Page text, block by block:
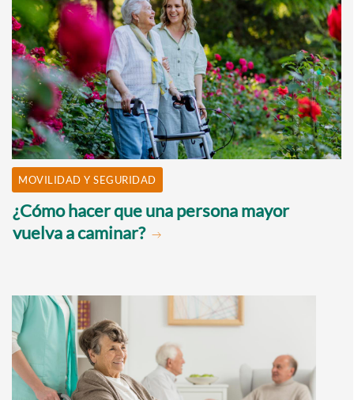
MOVILIDAD Y SEGURIDAD
¿Cómo hacer que una persona mayor
vuelva a caminar?